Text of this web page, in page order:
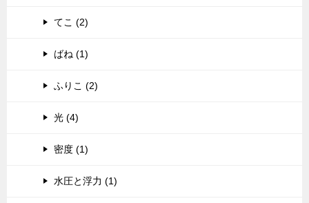
てこ (2)
ばね (1)
ふりこ (2)
光 (4)
密度 (1)
水圧と浮力 (1)